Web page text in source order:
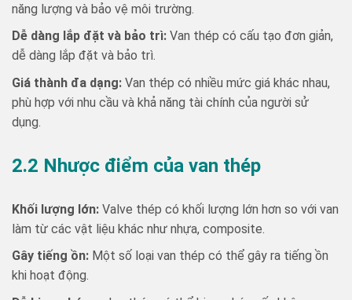
năng lượng và bảo vệ môi trường.
Dễ dàng lắp đặt và bảo trì: Van thép có cấu tạo đơn giản,
dễ dàng lắp đặt và bảo trì.
Giá thành đa dạng: Van thép có nhiều mức giá khác nhau,
phù hợp với nhu cầu và khả năng tài chính của người sử
dụng.
2.2 Nhược điểm của van thép
Khối lượng lớn: Valve thép có khối lượng lớn hơn so với van
làm từ các vật liệu khác như nhựa, composite.
Gây tiếng ồn: Một số loại van thép có thể gây ra tiếng ồn
khi hoạt động.